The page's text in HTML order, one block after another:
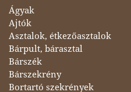
Ágyak
Ajtók
Asztalok, étkezőasztalok
Bárpult, bárasztal
Bárszék
Bárszekrény
Bortartó szekrények